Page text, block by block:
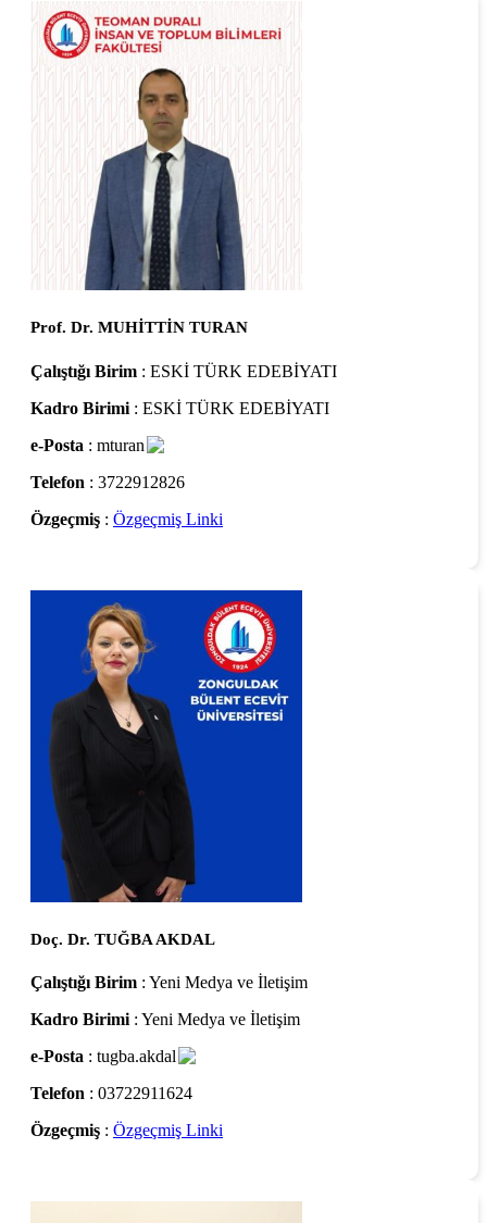
Prof. Dr. MUHİTTİN TURAN
Çalıştığı Birim : ESKİ TÜRK EDEBİYATI
Kadro Birimi : ESKİ TÜRK EDEBİYATI
e-Posta : mturan
Telefon : 3722912826
Özgeçmiş : Özgeçmiş Linki
Doç. Dr. TUĞBA AKDAL
Çalıştığı Birim : Yeni Medya ve İletişim
Kadro Birimi : Yeni Medya ve İletişim
e-Posta : tugba.akdal
Telefon : 03722911624
Özgeçmiş : Özgeçmiş Linki